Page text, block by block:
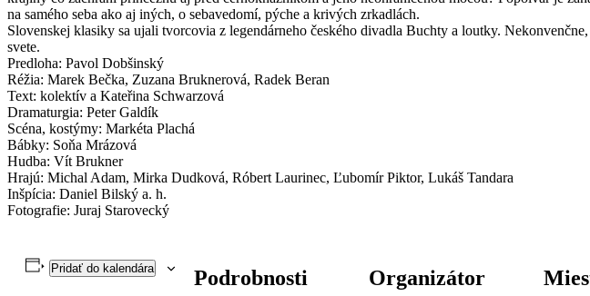
na samého seba ako aj iných, o sebavedomí, pýche a krivých zrkadlách.
Slovenskej klasiky sa ujali tvorcovia z legendárneho českého divadla Buchty a loutky.
svete.
Predloha: Pavol Dobšinský
Réžia: Marek Bečka, Zuzana Bruknerová, Radek Beran
Text: kolektív a Kateřina Schwarzová
Dramaturgia: Peter Galdík
Scéna, kostýmy: Markéta Plachá
Bábky: Soňa Mrázová
Hudba: Vít Brukner
Hrajú: Michal Adam, Mirka Dudková, Róbert Laurinec, Ľubomír Piktor, Lukáš Tandara
Inšpícia: Daniel Bilský a. h.
Fotografie: Juraj Starovecký
Pridať do kalendára Podrobnosti Organizátor